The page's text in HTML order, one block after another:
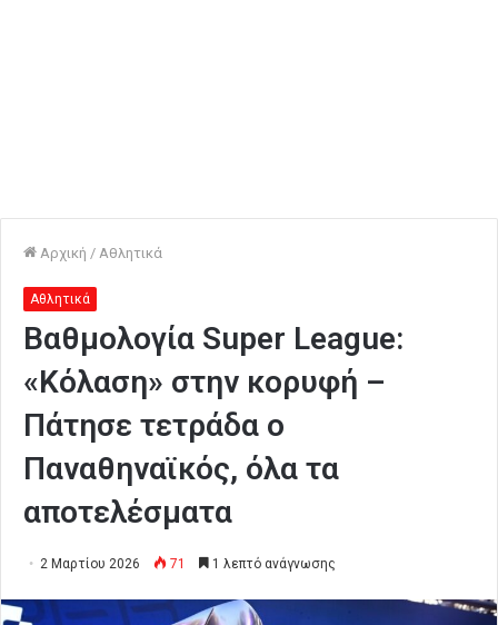
Αρχική / Αθλητικά
Αθλητικά
Βαθμολογία Super League:
«Κόλαση» στην κορυφή –
Πάτησε τετράδα ο
Παναθηναϊκός, όλα τα
αποτελέσματα
2 Μαρτίου 2026 71 1 λεπτό ανάγνωσης